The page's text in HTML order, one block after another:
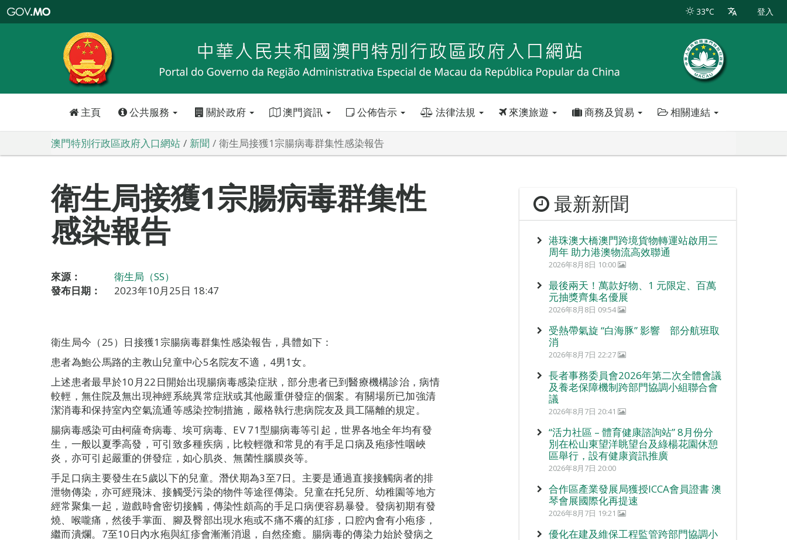
特
政
區
政
口
33°C 登入
主頁 公共服務 關於政府 澳門資訊 公佈告示 法律法規 來澳旅遊 商務及貿易 相關連結
澳門特別行政區政府入口網站 新聞 衛生局接獲1宗腸病毒群集性感染報告
衛生局接獲1宗腸病毒群集性
感染報告
來源：
衛生局（SS）
發布日期：
2023年10月25日 18:47
衛生局今（25）日接獲1宗腸病毒群集性感染報告，具體如下：
患者為鮑公馬路的主教山兒童中心5名院友不適，4男1女。
上述患者最早於10月22日開始出現腸病毒感染症狀，部分患者已到醫療機構診治，病情
較輕，無住院及無出現神經系統異常症狀或其他嚴重併發症的個案。有關場所已加強清
潔消毒和保持室內空氣流通等感染控制措施，嚴格執行患病院友及員工隔離的規定。
腸病毒感染可由柯薩奇病毒、埃可病毒、EV 71型腸病毒等引起，世界各地全年均有發
生，一般以夏季高發，可引致多種疾病，比較輕微和常見的有手足口病及疱疹性咽峽
炎，亦可引起嚴重的併發症，如心肌炎、無菌性腦膜炎等。
手足口病主要發生在5歲以下的兒童。潛伏期為3至7日。主要是通過直接接觸病者的排
泄物傳染，亦可經飛沫、接觸受污染的物件等途徑傳染。兒童在托兒所、幼稚園等地方
經常聚集一起，遊戲時會密切接觸，傳染性頗高的手足口病便容易暴發。發病初期有發
燒、喉嚨痛，然後手掌面、腳及臀部出現水疱或不痛不癢的紅疹，口腔內會有小疱疹，
繼而潰爛。7至10日內水疱與紅疹會漸漸消退，自然痊癒。腸病毒的傳染力始於發病之
最新新聞
港珠澳大橋澳門跨境貨物轉運站啟用三
周年 助力港澳物流高效聯通
2026年8月8日 10:00
最後兩天！萬款好物、1 元限定、百萬
元抽獎齊集名優展
2026年8月8日 09:54
受熱帶氣旋 “白海豚” 影響 部分航班取
消
2026年8月7日 22:27
長者事務委員會2026年第二次全體會議
及養老保障機制跨部門協調小組聯合會
議
2026年8月7日 20:41
“活力社區 – 體育健康諮詢站” 8月份分
別在松山東望洋眺望台及綠楊花園休憩
區舉行，設有健康資訊推廣
2026年8月7日 20:00
合作區產業發展局獲授ICCA會員證書 澳
琴會展國際化再提速
2026年8月7日 19:21
優化在建及維保工程監管跨部門協調小